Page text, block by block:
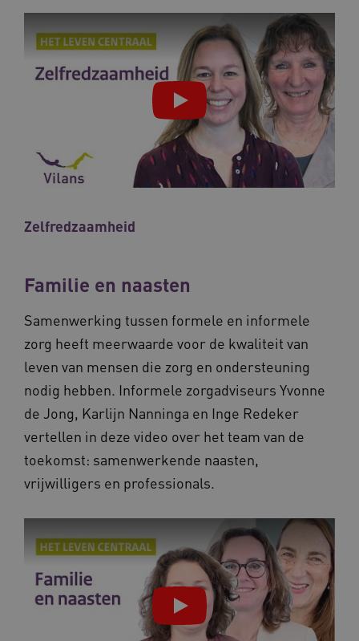
Zelfredzaamheid
Familie en naasten
Samenwerking tussen formele en informele
zorg heeft meerwaarde voor de kwaliteit van
leven van mensen die zorg en ondersteuning
nodig hebben. Informele zorgadviseurs Yvonne
de Jong, Karlijn Nanninga en Inge Redeker
vertellen in deze video over het team van de
toekomst: samenwerkende naasten,
vrijwilligers en professionals.
ARRAffinity
Microsoft
.vilans.nl
.vilans.nl